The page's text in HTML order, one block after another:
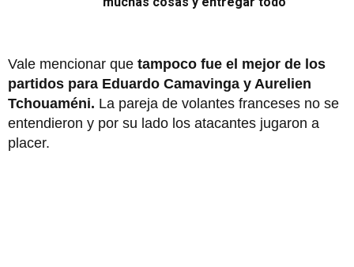
Vale mencionar que tampoco fue el mejor de los
partidos para Eduardo Camavinga y Aurelien
Tchouaméni. La pareja de volantes franceses no se
entendieron y por su lado los atacantes jugaron a
placer.